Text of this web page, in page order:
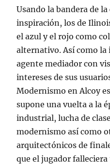
Usando la bandera de
inspiración, los de
el azul y el rojo como
alternativo. Así como
agente mediador con
intereses de sus
Modernismo en Alcoy
supone una vuelta a la
industrial, lucha de
modernismo así como
arquitectónicos de
que el jugador